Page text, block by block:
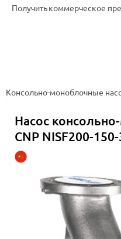
Получитькоммерческое
Консольно-моноблочные
Насос
CNP NISF200-